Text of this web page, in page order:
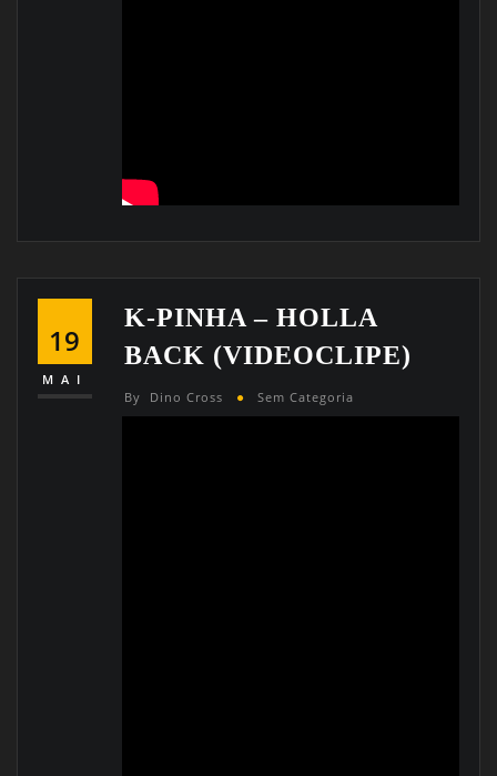
19
MAI
K-PINHA – HOLLA
BACK (VIDEOCLIPE)
By Dino Cross Sem Categoria